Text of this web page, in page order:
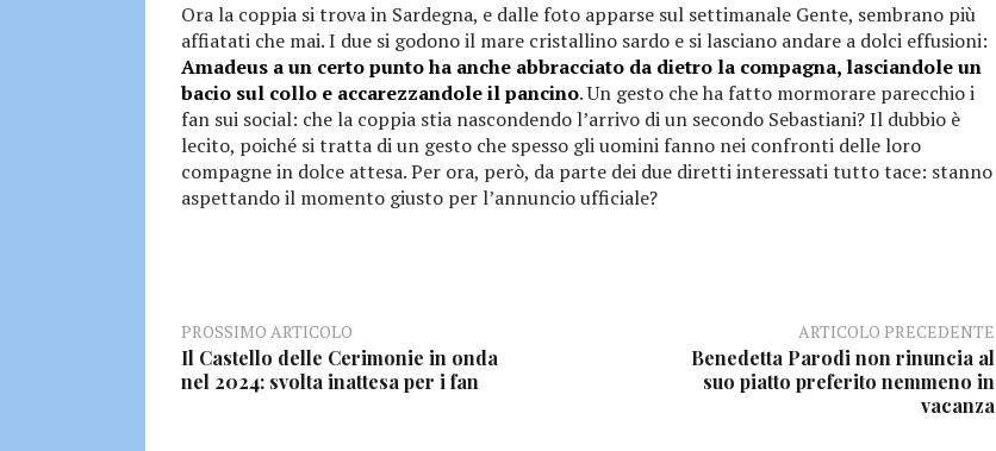
Ora la coppia si trova in Sardegna, e dalle foto apparse sul settimanale Gente, sembrano più
affiatati che mai. I due si godono il mare cristallino sardo e si lasciano andare a dolci effusioni:
Amadeus a un certo punto ha anche abbracciato da dietro la compagna, lasciandole un
bacio sul collo e accarezzandole il pancino. Un gesto che ha fatto mormorare parecchio i
fan sui social: che la coppia stia nascondendo l’arrivo di un secondo Sebastiani? Il dubbio è
lecito, poiché si tratta di un gesto che spesso gli uomini fanno nei confronti delle loro
compagne in dolce attesa. Per ora, però, da parte dei due diretti interessati tutto tace: stanno
aspettando il momento giusto per l’annuncio ufficiale?
PROSSIMO ARTICOLO
Il Castello delle Cerimonie in onda
nel 2024: svolta inattesa per i fan
ARTICOLO PRECEDENTE
Benedetta Parodi non rinuncia al
suo piatto preferito nemmeno in
vacanza